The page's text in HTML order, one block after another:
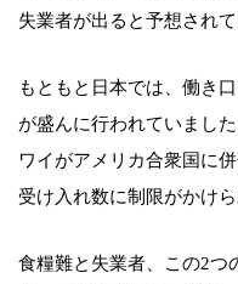
失業者が出ると予想されて
もともと日本では、働き
が盛んに行われていまし
ワイがアメリカ合衆国に
受け入れ数に制限がかけら
食糧難と失業者、この2つ